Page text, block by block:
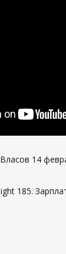
14
185.